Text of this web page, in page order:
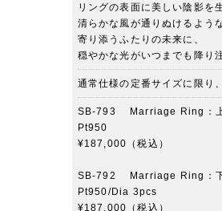
リングの表面に美しい陰影を
清らかな風が通りぬけるよう
寄り添うふたりの未来に、
穏やかな光がいつまでも降り
通常仕様の定番サイズに限り
SB-793 Marriage Ring：
Pt950
¥187,000（税込）
SB-792 Marriage Ring：
Pt950/Dia 3pcs
¥187,000（税込）